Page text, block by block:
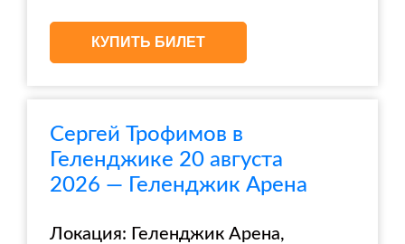
КУПИТЬ БИЛЕТ
Сергей Трофимов в
Геленджике 20 августа
2026 — Геленджик Арена
Локация: Геленджик Арена,